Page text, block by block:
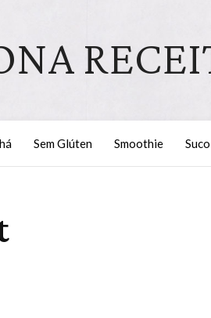
Sem Glúten Smoothie Suco